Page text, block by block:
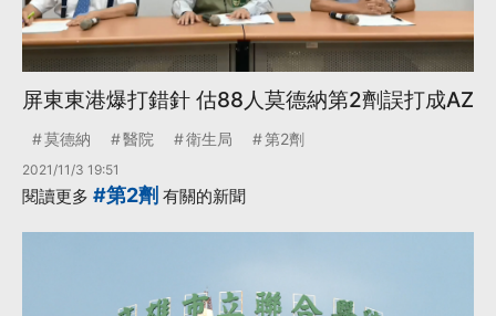
屏東東港爆打錯針 估88人莫德納第2劑誤打成AZ
莫德納 醫院 衛生局 第2劑
2021/11/3 19:51
閱讀更多 #第2劑 有關的新聞